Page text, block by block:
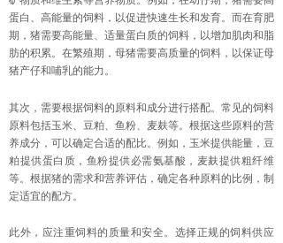
蛋白、高能量的饲料，以促进快速生长和发育。而在育肥
期，猪需要高能量、适量蛋白质的饲料，以增加肌肉和脂
肪的积累。在繁殖期，母猪需要高质量的饲料，以保证母
猪产仔和哺乳的能力。
其次，需要根据饲料的原料和成分进行搭配。常见的饲料
原料包括玉米、豆粕、鱼粉、麦麸等。根据这些原料的营
养成分，可以确定合适的配比。例如，玉米提供能量，豆
粕提供蛋白质，鱼粉提供必需氨基酸，麦麸提供粗纤维
等。根据猪的需求和营养评估，确定各种原料的比例，制
定适宜的配方。
此外，应注重饲料的质量和安全。选择正规的饲料供应